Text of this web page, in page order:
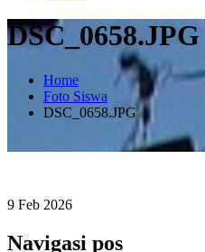
DSC_0658.JPG
Home
Foto Siswa
DSC_0658.JPG
9 Feb 2026
Navigasi pos